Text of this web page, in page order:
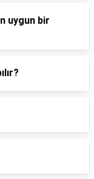
uygun bir